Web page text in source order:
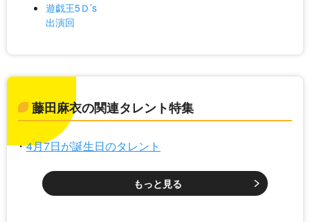
遊戯王5Ｄ’s
出演回
藤田麻衣の関連タレント特集
4月7日が誕生日のタレント
もっと見る